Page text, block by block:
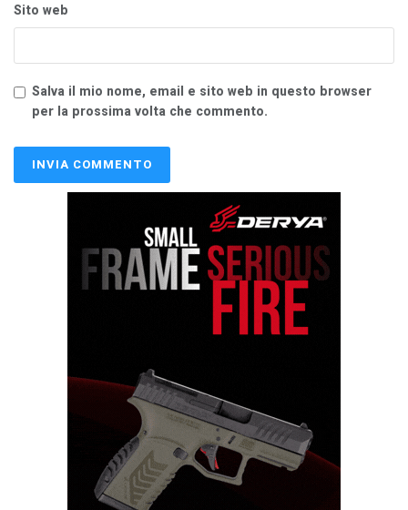
Sito web
Salva il mio nome, email e sito web in questo browser
per la prossima volta che commento.